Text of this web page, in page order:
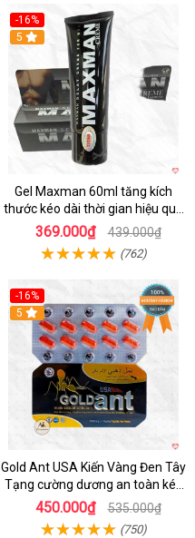
-16%
5
Gel Maxman 60ml tăng kích
thước kéo dài thời gian hiệu quả
cho nam
369.000₫ 439.000₫
(762)
-16%
5
Gold Ant USA Kiến Vàng Đen Tây
Tạng cường dương an toàn kéo
dài
450.000₫ 535.000₫
(750)